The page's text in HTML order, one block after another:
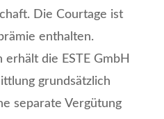
Die Courtage ist
enthalten.
die ESTE GmbH
grundsätzlich
separate Vergütung